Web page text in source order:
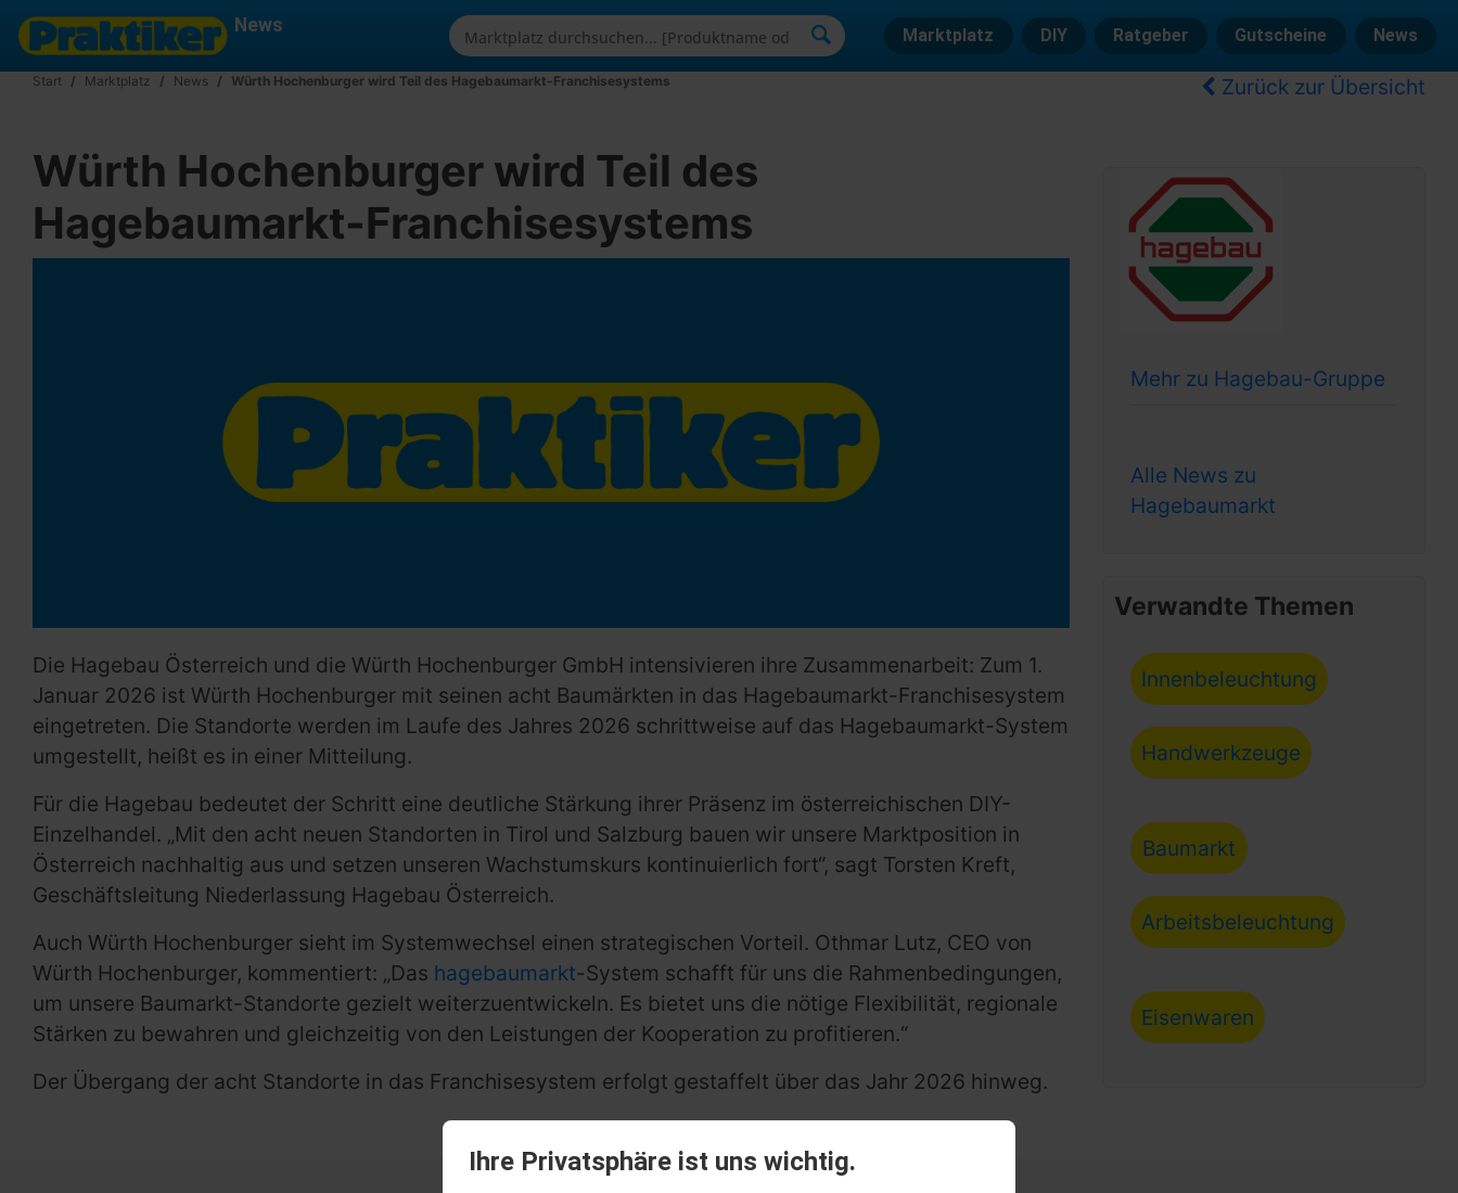
Ihre Privatsphäre ist uns wichtig.
News Marktplatz DIY Ratgeber Gutscheine News
Start Marktplatz News Würth Hochenburger wird Teil des Hagebaumarkt-Franchisesystems Zurück zur Übersicht
Würth Hochenburger wird Teil des
Hagebaumarkt-Franchisesystems
Die Hagebau Österreich und die Würth Hochenburger GmbH intensivieren ihre Zusammenarbeit: Zum 1.
Januar 2026 ist Würth Hochenburger mit seinen acht Baumärkten in das Hagebaumarkt-Franchisesystem
eingetreten. Die Standorte werden im Laufe des Jahres 2026 schrittweise auf das Hagebaumarkt-System
umgestellt, heißt es in einer Mitteilung.
Für die Hagebau bedeutet der Schritt eine deutliche Stärkung ihrer Präsenz im österreichischen DIY-
Einzelhandel. „Mit den acht neuen Standorten in Tirol und Salzburg bauen wir unsere Marktposition in
Österreich nachhaltig aus und setzen unseren Wachstumskurs kontinuierlich fort“, sagt Torsten Kreft,
Geschäftsleitung Niederlassung Hagebau Österreich.
Auch Würth Hochenburger sieht im Systemwechsel einen strategischen Vorteil. Othmar Lutz, CEO von
Würth Hochenburger, kommentiert: „Das hagebaumarkt-System schafft für uns die Rahmenbedingungen,
um unsere Baumarkt-Standorte gezielt weiterzuentwickeln. Es bietet uns die nötige Flexibilität, regionale
Stärken zu bewahren und gleichzeitig von den Leistungen der Kooperation zu profitieren.“
Der Übergang der acht Standorte in das Franchisesystem erfolgt gestaffelt über das Jahr 2026 hinweg.
Mehr zu Hagebau-Gruppe
Alle News zu
Hagebaumarkt
Verwandte Themen
Innenbeleuchtung
Handwerkzeuge
Baumarkt
Arbeitsbeleuchtung
Eisenwaren